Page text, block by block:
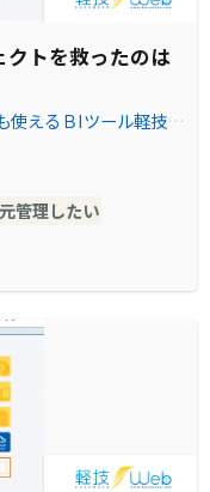
トを救ったのは
使えるＢIツール軽技W
管理したい